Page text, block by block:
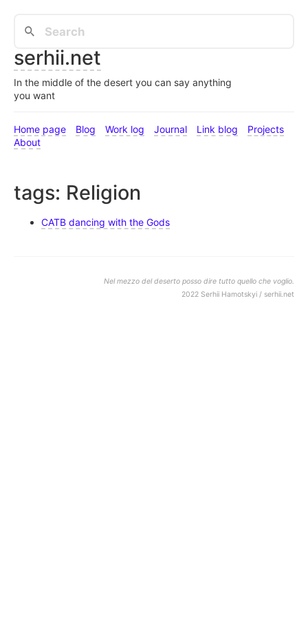
serhii.net
In the middle of the desert you can say anything
you want
Home page Blog Work log Journal Link blog
Projects
About
tags: Religion
CATB dancing with the Gods
Nel mezzo del deserto posso dire tutto quello che voglio.
2022 Serhii Hamotskyi / serhii.net